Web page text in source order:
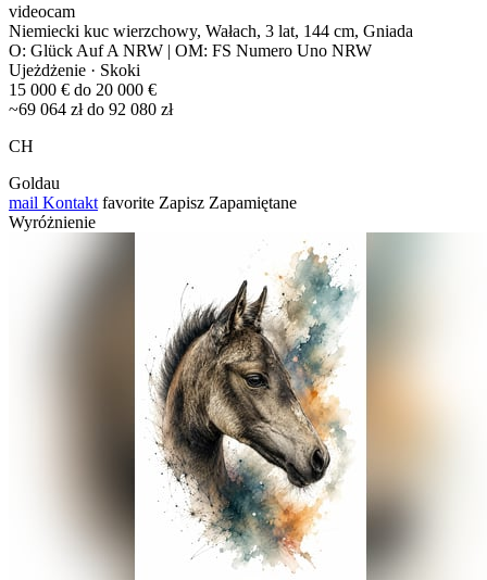
videocam
Niemiecki kuc wierzchowy, Wałach, 3 lat, 144 cm, Gniada
O: Glück Auf A NRW | OM: FS Numero Uno NRW
Ujeżdżenie · Skoki
15 000 € do 20 000 €
~69 064 zł do 92 080 zł
CH
Goldau
mail Kontakt favorite Zapisz Zapamiętane
Wyróżnienie